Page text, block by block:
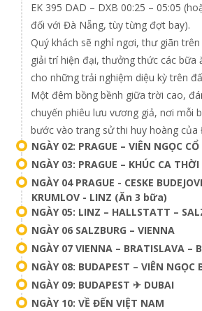
EK 395 DAD – DXB 00:25 – 05:05
đối với Đà Nẵng, tùy từng đợt bay).
Quý khách sẽ nghỉ ngơi, thư giãn
giải trí hiện đại, thưởng thức các bữa
cho những trải nghiệm diệu kỳ trên
Một đêm bồng bềnh giữa trời cao,
chuyến phiêu lưu vương giả, nơi mỗi
bước vào trang sử thi huy hoàng của
NGÀY 02: PRAGUE – VIÊN NGỌC
NGÀY 03: PRAGUE – KHÚC CA
NGÀY 04 PRAGUE - CESKE
KRUMLOV - LINZ (Ăn 3 bữa)
NGÀY 05: LINZ – HALLSTATT –
NGÀY 06 SALZBURG – VIENNA
NGÀY 07 VIENNA – BRATISLAVA –
NGÀY 08: BUDAPEST – VIÊN NGỌC
NGÀY 09: BUDAPEST ✈ DUBAI
NGÀY 10: VỀ ĐẾN VIỆT NAM